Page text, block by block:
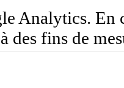
Analytics. En
des fins de